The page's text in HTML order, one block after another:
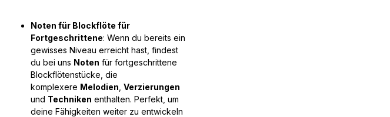
Noten für Blockflöte für
Fortgeschrittene: Wenn du bereits ein
gewisses Niveau erreicht hast, findest
du bei uns Noten für fortgeschrittene
Blockflötenstücke, die
komplexere Melodien Verzierungen
und Techniken enthalten. Perfekt, um
deine Fähigkeiten weiter zu entwickeln